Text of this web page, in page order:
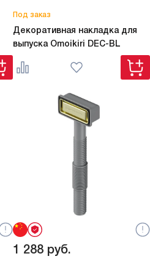
Под заказ
Декоративная накладка для
выпуска Omoikiri DEC-BL
1 288 руб.